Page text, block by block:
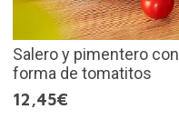
Salero y pimentero con
forma de tomatitos
12,45€